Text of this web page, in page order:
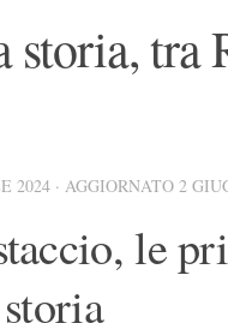
tra
2024 · AGGIORNATO 2
le